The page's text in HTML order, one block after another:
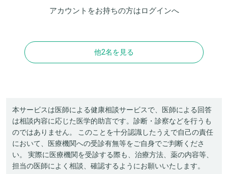
アカウントをお持ちの方はログインへ
他2名を見る
本サービスは医師による健康相談サービスで、医師による回答
は相談内容に応じた医学的助言です。診断・診察などを行うも
のではありません。 このことを十分認識したうえで自己の責任
において、医療機関への受診有無等をご自身でご判断くださ
い。 実際に医療機関を受診する際も、治療方法、薬の内容等、
担当の医師によく相談、確認するようにお願いいたします。